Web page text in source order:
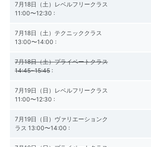
7月18日（土）レベルフリークラス
11:00〜12:30 :
7月18日（土）テクニッククラス
13:00〜14:00 :
7月18日（土）プライベートクラス
14:45~15:45 :
7月19日（日）レベルフリークラス
11:00〜12:30 :
7月19日（日）ヴァリエーションク
ラス 13:00〜14:00 :